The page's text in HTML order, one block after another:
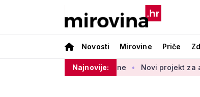
Novosti Mirovine Priče
Najnovije:
2027. godine Novi projekt za aktivne